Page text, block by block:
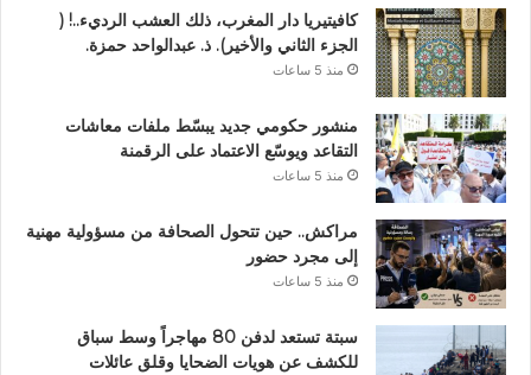
كافيتيريا دار المغرب، ذلك العشب الرديء..! (
الجزء الثاني والأخير). ذ. عبدالواحد حمزة.
منذ 5 ساعات
منشور حكومي جديد يبسّط ملفات معاشات
التقاعد ويوسّع الاعتماد على الرقمنة
منذ 5 ساعات
مراكش.. حين تتحول الصحافة من مسؤولية مهنية
إلى مجرد حضور
منذ 5 ساعات
سبتة تستعد لدفن 80 مهاجراً وسط سباق
للكشف عن هويات الضحايا وقلق عائلات